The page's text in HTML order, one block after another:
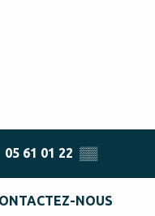
05 61 01 22 ▒▒
NOUS